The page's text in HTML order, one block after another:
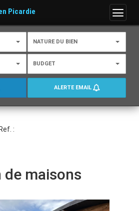
Menu
Picardie
NATURE DU BIEN
BUDGET
ALERTE EMAIL
Ref. :
de maisons